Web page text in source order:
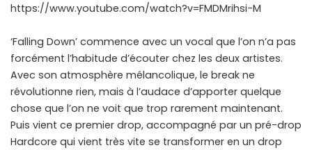
https://www.youtube.com/watch?v=FMDMrihsi-M
‘Falling Down’ commence avec un vocal que l’on n’a pas
forcément l’habitude d’écouter chez les deux artistes.
Avec son atmosphère mélancolique, le break ne
révolutionne rien, mais à l’audace d’apporter quelque
chose que l’on ne voit que trop rarement maintenant.
Puis vient ce premier drop, accompagné par un pré-drop
Hardcore qui vient très vite se transformer en un drop